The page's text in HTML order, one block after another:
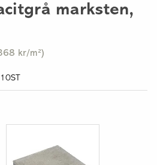
marksten,
kr/m²)